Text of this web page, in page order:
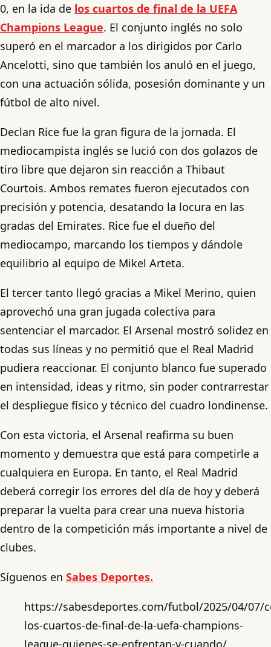
0, en la ida de los cuartos de final de la UEFA
Champions League. El conjunto inglés no solo
superó en el marcador a los dirigidos por Carlo
Ancelotti, sino que también los anuló en el juego,
con una actuación sólida, posesión dominante y un
fútbol de alto nivel.
Declan Rice fue la gran figura de la jornada. El
mediocampista inglés se lució con dos golazos de
tiro libre que dejaron sin reacción a Thibaut
Courtois. Ambos remates fueron ejecutados con
precisión y potencia, desatando la locura en las
gradas del Emirates. Rice fue el dueño del
mediocampo, marcando los tiempos y dándole
equilibrio al equipo de Mikel Arteta.
El tercer tanto llegó gracias a Mikel Merino, quien
aprovechó una gran jugada colectiva para
sentenciar el marcador. El Arsenal mostró solidez en
todas sus líneas y no permitió que el Real Madrid
pudiera reaccionar. El conjunto blanco fue superado
en intensidad, ideas y ritmo, sin poder contrarrestar
el despliegue físico y técnico del cuadro londinense.
Con esta victoria, el Arsenal reafirma su buen
momento y demuestra que está para competirle a
cualquiera en Europa. En tanto, el Real Madrid
deberá corregir los errores del día de hoy y deberá
preparar la vuelta para crear una nueva historia
dentro de la competición más importante a nivel de
clubes.
Síguenos en Sabes Deportes.
https://sabesdeportes.com/futbol/2025/04/07/
los-cuartos-de-final-de-la-uefa-champions-
league-quienes-se-enfrentan-y-cuando/